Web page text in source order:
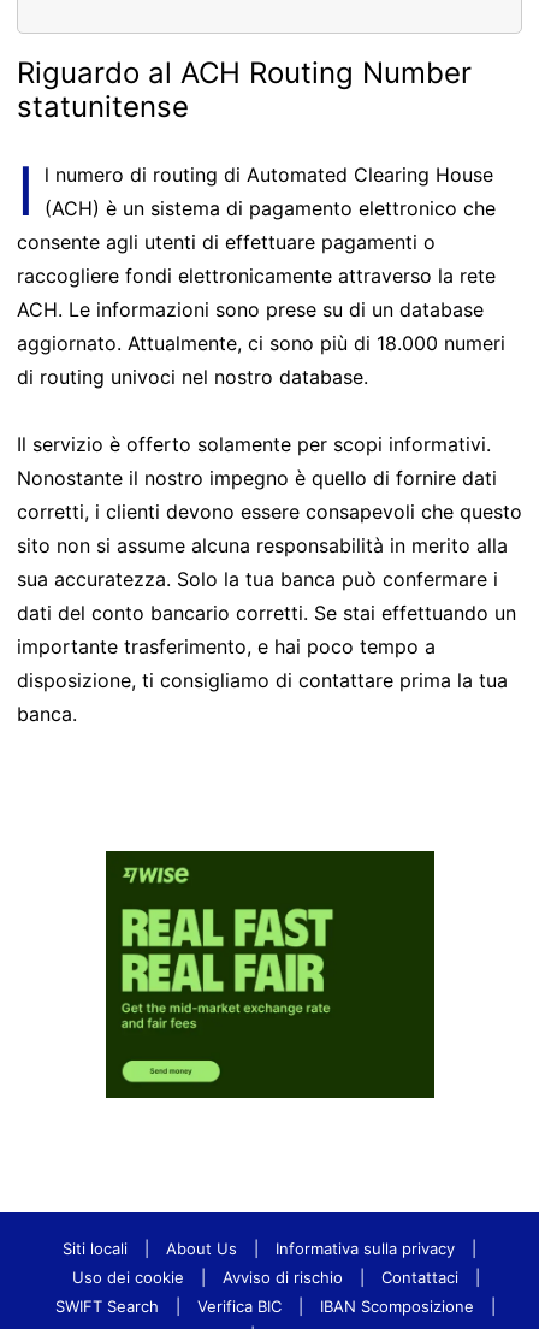
Riguardo al ACH Routing Number
statunitense
I
l numero di routing di Automated Clearing House
(ACH) è un sistema di pagamento elettronico che
consente agli utenti di effettuare pagamenti o
raccogliere fondi elettronicamente attraverso la rete
ACH. Le informazioni sono prese su di un database
aggiornato. Attualmente, ci sono più di 18.000 numeri
di routing univoci nel nostro database.
Il servizio è offerto solamente per scopi informativi.
Nonostante il nostro impegno è quello di fornire dati
corretti, i clienti devono essere consapevoli che questo
sito non si assume alcuna responsabilità in merito alla
sua accuratezza. Solo la tua banca può confermare i
dati del conto bancario corretti. Se stai effettuando un
importante trasferimento, e hai poco tempo a
disposizione, ti consigliamo di contattare prima la tua
banca.
Siti locali About Us Informativa sulla privacy
Uso dei cookie
Avviso di rischio Contattaci
SWIFT Search
Verifica BIC IBAN Scomposizione